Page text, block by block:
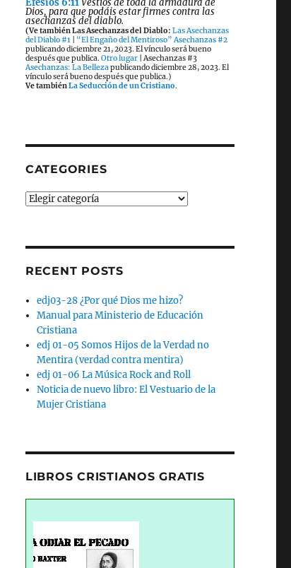
Efesios 6:11Vestíos de toda la armadura de
Dios, para que podáis estar firmes contra las
asechanzas del diablo.
(Ve también Las Asechanzas del Diablo: Las Asechanzas
del Diablo #1| “El Engaño del Mentiroso” Asechanzas #2
publicando diciembre 21, 2023. El vínculo será bueno
después que publica. Otro lugar| Asechanzas #3
Asechanzas: La Bellezapublicando diciembre 28, 2023. El
vínculo será bueno después que publica.)
Ve tambiénLa Seducción de un Cristiano.
CATEGORIES
Categories
RECENT POSTS
edj03-28 ¿Por qué Dios me hizo?
Manual para Ministerio de Educación
Cristiana
edj 01-05 Somos Hijos de la Verdad no
Mentira (verdad contra mentira)
edj 01-06 La Música Rock and Roll
Noticia de nuevo libro: El Vestuario de la
Mujer Cristiana
LIBROS CRISTIANOS GRATIS